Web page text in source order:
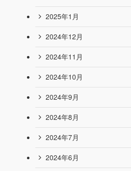
2025年8月
2025年7月
2025年6月
2025年5月
2025年4月
2025年3月
2025年2月
2025年1月